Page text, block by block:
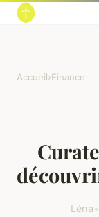
Accueil›Finance
Léna•